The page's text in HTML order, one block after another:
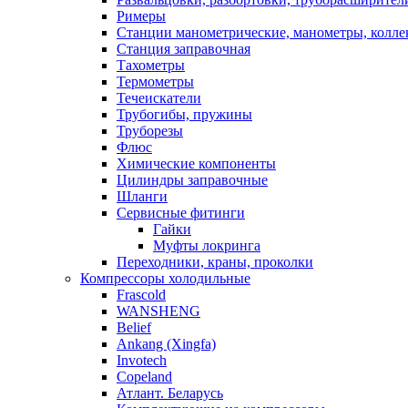
Римеры
Станции манометрические, манометры,
Станция заправочная
Тахометры
Термометры
Течеискатели
Трубогибы, пружины
Труборезы
Флюс
Химические компоненты
Цилиндры заправочные
Шланги
Сервисные фитинги
Гайки
Муфты локринга
Переходники, краны, проколки
Компрессоры холодильные
Frascold
WANSHENG
Belief
Ankang (Xingfa)
Invotech
Copeland
Атлант. Беларусь